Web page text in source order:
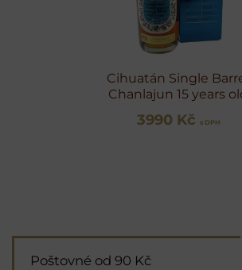
Cihuatán Single
Chanlajun 15 years
3990 Kč s DPH
Poštovné od 90 Kč